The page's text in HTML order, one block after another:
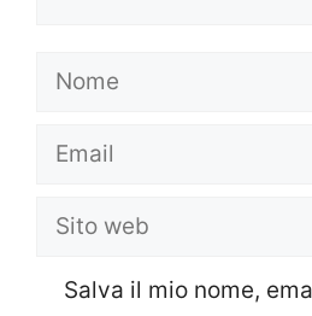
Nome
Email
Sito
Salva il mio nome,